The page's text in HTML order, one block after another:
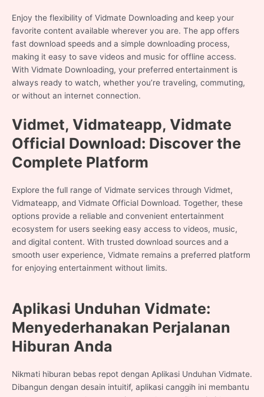
Enjoy the flexibility of Vidmate Downloading and keep your
favorite content available wherever you are. The app offers
fast download speeds and a simple downloading process,
making it easy to save videos and music for offline access.
With Vidmate Downloading, your preferred entertainment is
always ready to watch, whether you’re traveling, commuting,
or without an internet connection.
Vidmet, Vidmateapp, Vidmate
Official Download: Discover the
Complete Platform
Explore the full range of Vidmate services through Vidmet,
Vidmateapp, and Vidmate Official Download. Together, these
options provide a reliable and convenient entertainment
ecosystem for users seeking easy access to videos, music,
and digital content. With trusted download sources and a
smooth user experience, Vidmate remains a preferred platform
for enjoying entertainment without limits.
Aplikasi Unduhan Vidmate:
Menyederhanakan Perjalanan
Hiburan Anda
Nikmati hiburan bebas repot dengan Aplikasi Unduhan Vidmate.
Dibangun dengan desain intuitif, aplikasi canggih ini membantu